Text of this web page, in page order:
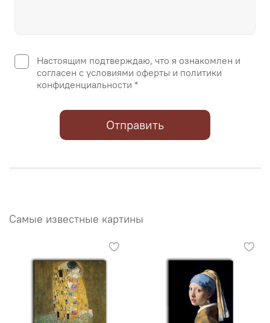
Настоящим подтверждаю, что я ознакомлен и
согласен с условиями оферты и политики
конфиденциальности *
Отправить
Самые известные картины